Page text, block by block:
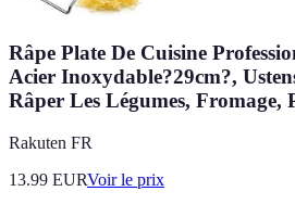
Râpe Plate De Cuisine
Acier Inoxydable?29cm?,
Râper Les Légumes, Fromage,
Rakuten FR
13.99 EURVoir le prix